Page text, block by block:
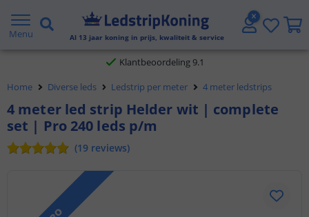
Menu Al 13 jaar koning in prijs, kwaliteit & service
Gratis verzending vanaf € 20,- NL en BE
Klantbeoordeling 9.1
Voor 23:45 uur besteld,morgen in huis
Home Diverse leds Ledstrip per meter 4 meter ledstrips
4 meter led strip Helder wit | complete
set | Pro 240 leds p/m
(19 reviews)